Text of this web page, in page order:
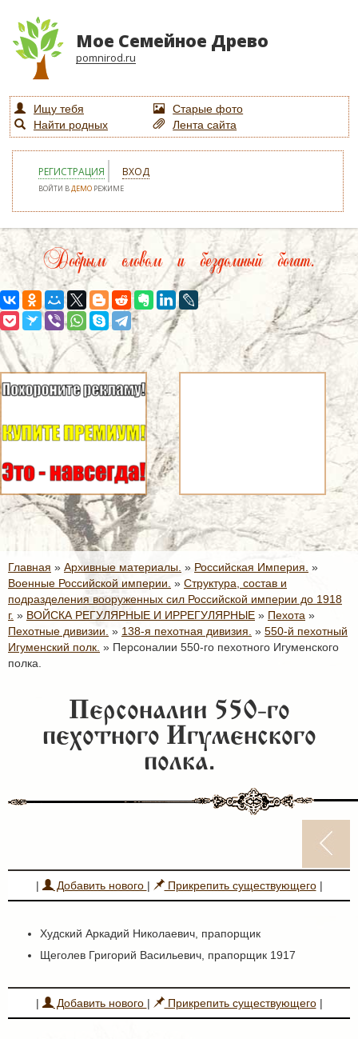
Мое Семейное Древо
pomnirod.ru
Ищу тебя
Старые фото
Найти родных
Лента сайта
РЕГИСТРАЦИЯ ВХОД
ВОЙТИ ВДЕМО РЕЖИМЕ
Добрым словом и бездомный богат.
Главная » Архивные материалы. » Российская Империя. »
Военные Российской империи. » Структура, состав и
подразделения вооруженных сил Российской империи до 1918
г. » ВОЙСКА РЕГУЛЯРНЫЕ И ИРРЕГУЛЯРНЫЕ » Пехота »
Пехотные дивизии. » 138-я пехотная дивизия. » 550-й пехотный
Игуменский полк. » Персоналии 550-го пехотного Игуменского
полка.
Персоналии 550-го
пехотного Игуменского
полка.
| Добавить нового | Прикрепить существующего|
Худский Аркадий Николаевич, прапорщик
Щеголев Григорий Васильевич, прапорщик 1917
| Добавить нового | Прикрепить существующего|